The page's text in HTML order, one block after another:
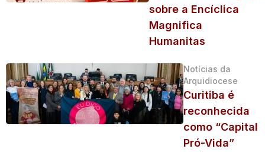
sobre a Encíclica
Magnifica
Humanitas
Notícias da
Arquidiocese
Curitiba é
reconhecida
como “Capital
Pró-Vida”